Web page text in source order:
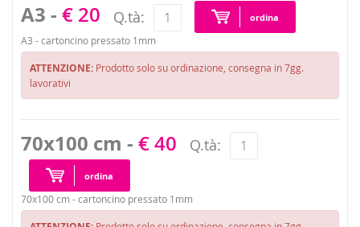
A3 - € 20 Q.tà: ordina
A3 - cartoncino pressato 1mm
ATTENZIONE: Prodotto solo su ordinazione, consegna in 7gg.
lavorativi
70x100 cm - € 40 Q.tà:
ordina
70x100 cm - cartoncino pressato 1mm